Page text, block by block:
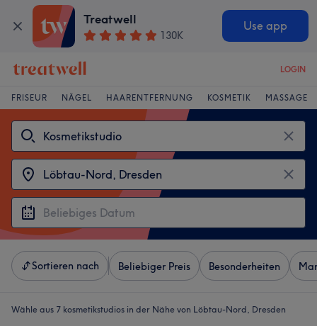
Treatwell
130K
Use app
LOGIN
FRISEUR NÄGEL HAARENTFERNUNG KOSMETIK MASSAGE
Sortieren nach Beliebiger Preis Besonderheiten
Wähle aus 7 kosmetikstudios in der Nähe von Löbtau-Nord, Dresden